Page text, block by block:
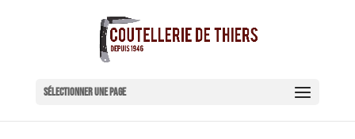
Sélectionner une page